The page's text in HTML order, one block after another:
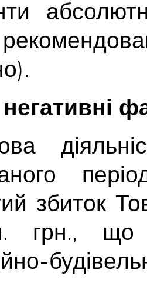
збиток
грн., що